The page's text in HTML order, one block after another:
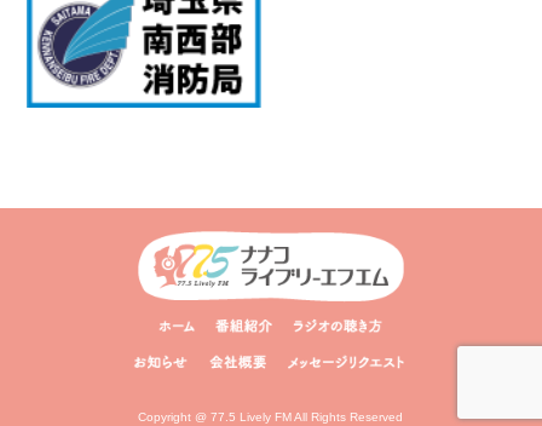
Copyright @ 77.5 Lively FM All Rights Reserved